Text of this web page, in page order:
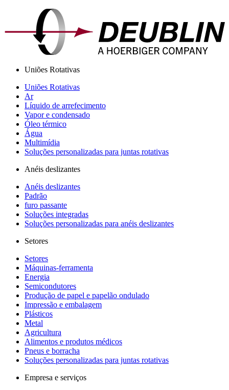
Uniões Rotativas
Uniões Rotativas
Ar
Líquido de arrefecimento
Vapor e condensado
Óleo térmico
Água
Multimídia
Soluções personalizadas para juntas rotativas
Anéis deslizantes
Anéis deslizantes
Padrão
furo passante
Soluções integradas
Soluções personalizadas para anéis deslizantes
Setores
Setores
Máquinas-ferramenta
Energia
Semicondutores
Produção de papel e papelão ondulado
Impressão e embalagem
Plásticos
Metal
Agricultura
Alimentos e produtos médicos
Pneus e borracha
Soluções personalizadas para juntas rotativas
Empresa e serviços